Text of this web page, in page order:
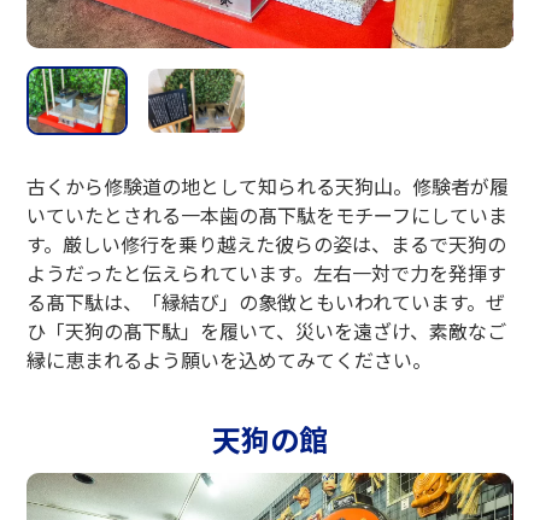
古くから修験道の地として知られる天狗山。修験者が履
いていたとされる一本歯の髙下駄をモチーフにしていま
す。厳しい修行を乗り越えた彼らの姿は、まるで天狗の
ようだったと伝えられています。左右一対で力を発揮す
る髙下駄は、「縁結び」の象徴ともいわれています。ぜ
ひ「天狗の髙下駄」を履いて、災いを遠ざけ、素敵なご
縁に恵まれるよう願いを込めてみてください。
天狗の館